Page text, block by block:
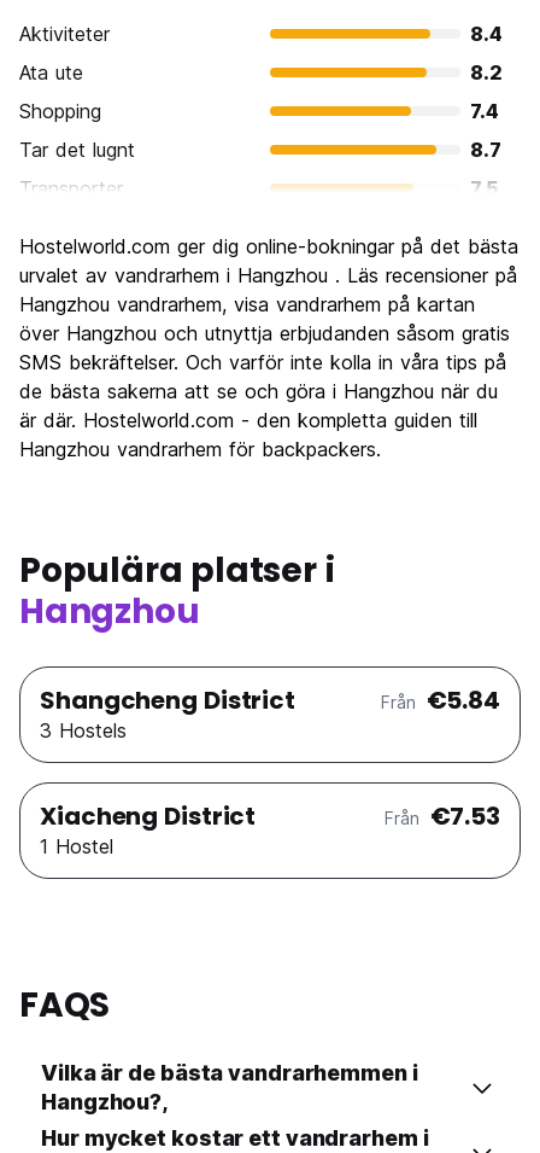
Aktiviteter
8.4
Ata ute
8.2
Shopping
7.4
Tar det lugnt
8.7
Transporter
7.5
Kultur
8.6
Festa
6.8
Värde för pengarna
8.0
Hostelworld.com ger dig online-bokningar på det bästa
urvalet av vandrarhem i Hangzhou . Läs recensioner på
Hangzhou vandrarhem, visa vandrarhem på kartan
över Hangzhou och utnyttja erbjudanden såsom gratis
SMS bekräftelser. Och varför inte kolla in våra tips på
de bästa sakerna att se och göra i Hangzhou när du
är där. Hostelworld.com - den kompletta guiden till
Hangzhou vandrarhem för backpackers.
Populära platser i
Hangzhou
Shangcheng District Från €5.84
3 Hostels
Xiacheng District Från €7.53
1 Hostel
FAQS
Vilka är de bästa vandrarhemmen i
Hangzhou?,
Hur mycket kostar ett vandrarhem i